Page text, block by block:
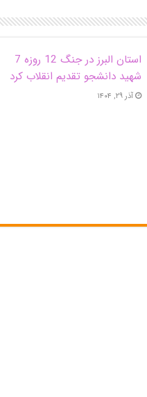
استان البرز در جنگ 12 روزه 7
شهید دانشجو تقدیم انقلاب کرد
آذر ۲۹, ۱۴۰۴